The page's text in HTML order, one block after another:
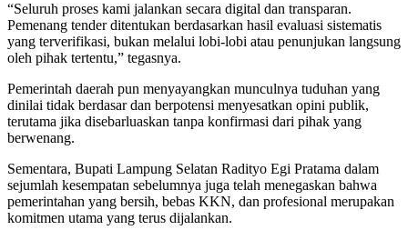
“Seluruh proses kami jalankan secara digital dan transparan.
Pemenang tender ditentukan berdasarkan hasil evaluasi sistematis
yang terverifikasi, bukan melalui lobi-lobi atau penunjukan langsung
oleh pihak tertentu,” tegasnya.
Pemerintah daerah pun menyayangkan munculnya tuduhan yang
dinilai tidak berdasar dan berpotensi menyesatkan opini publik,
terutama jika disebarluaskan tanpa konfirmasi dari pihak yang
berwenang.
Sementara, Bupati Lampung Selatan Radityo Egi Pratama dalam
sejumlah kesempatan sebelumnya juga telah menegaskan bahwa
pemerintahan yang bersih, bebas KKN, dan profesional merupakan
komitmen utama yang terus dijalankan.